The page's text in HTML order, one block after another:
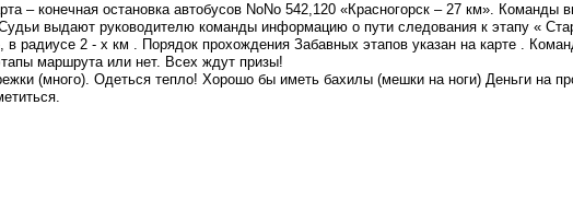
– конечная остановка автобусов NoNo 542,120 «Красногорск – 27 км». Команды
выдают руководителю команды информацию о пути следования к этапу «
радиусе 2 - х км . Порядок прохождения Забавных этапов указан на карте .
маршрута или нет. Всех ждут призы!
(много). Одеться тепло! Хорошо бы иметь бахилы (мешки на ноги) Деньги на